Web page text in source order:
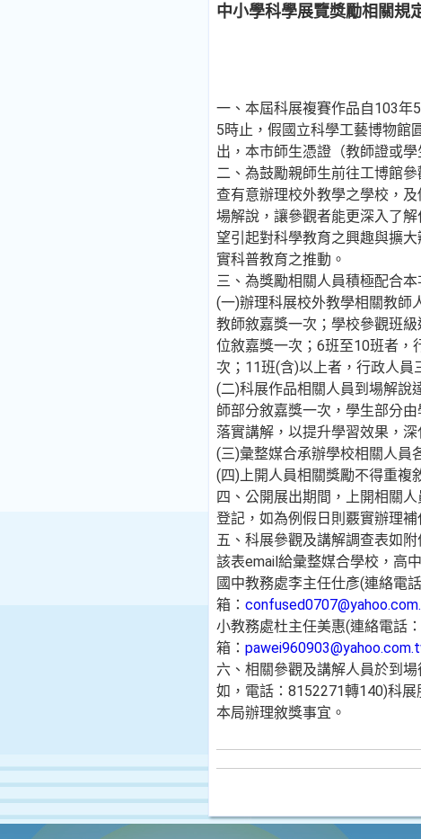
中小學科學展覽獎勵相關規
一、本屆科展複賽作品自103年
5時止，假國立科學工藝博物館
出，本市師生憑證（教師證或
二、為鼓勵親師生前往工博館
查有意辦理校外教學之學校，
場解說，讓參觀者能更深入了
望引起對科學教育之興趣與擴
實科普教育之推動。
三、為獎勵相關人員積極配合
(一)辦理科展校外教學相關教師
教師敘嘉獎一次；學校參觀班
位敘嘉獎一次；6班至10班者，
次；11班(含)以上者，行政人員
(二)科展作品相關人員到場解說
師部分敘嘉獎一次，學生部分
落實講解，以提升學習效果，深
(三)彙整媒合承辦學校相關人員
(四)上開人員相關獎勵不得重複
四、公開展出期間，上開相關
登記，如為例假日則覈實辦理補
五、科展參觀及講解調查表如
該表email給彙整媒合學校，高
國中教務處李主任仕彥(連絡電
箱：
小教務處杜主任美惠(連絡電話
箱：
六、相關參觀及講解人員於到
如，電話：8152271轉140)科
本局辦理敘獎事宜。